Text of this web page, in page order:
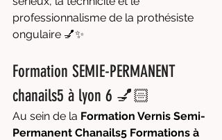
professionnalisme de la prothésiste
ongulaire 💅✨
Formation SEMIE-PERMANENT
chanails5 à lyon 6 💅🏻
Au sein de la Formation Vernis Semi-
Permanent Chanails5 Formations à